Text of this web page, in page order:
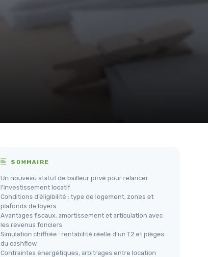
SOMMAIRE
Un nouveau statut de bailleur privé pour relancer
l’investissement locatif
Conditions d’éligibilité : type de logement, zones et
plafonds de loyers
Avantages fiscaux, amortissement et articulation avec
les revenus fonciers
Simulation chiffrée : rentabilité réelle d’un T2 et pièges
du cashflow
Contraintes énergétiques, arbitrages entre location